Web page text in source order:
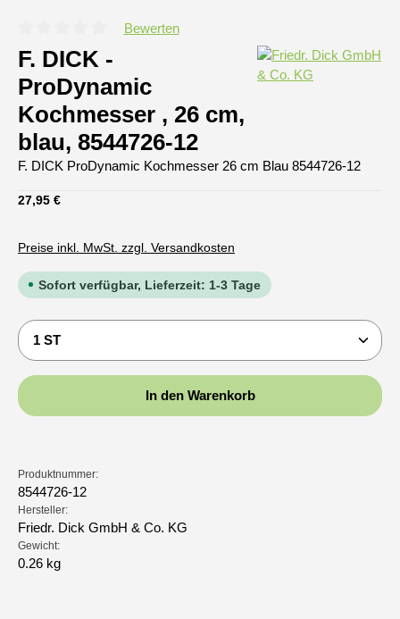
Durchschnittliche Bewertung von 0 von 5 Sternen
Bewerten
F. DICK -
ProDynamic
Kochmesser , 26 cm,
blau, 8544726-12
F. DICK ProDynamic Kochmesser 26 cm Blau 8544726-12
Regulärer Preis:
27,95 €
Preise inkl. MwSt. zzgl. Versandkosten
Sofort verfügbar, Lieferzeit: 1-3 Tage
Produkt Anzahl: Gib den gewünschten Wert ein
In den Warenkorb
Produktnummer:
8544726-12
Hersteller:
Friedr. Dick GmbH & Co. KG
Gewicht:
0.26 kg